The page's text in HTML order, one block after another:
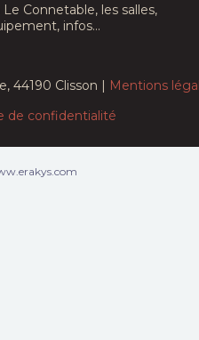
Connetable, les salles,
infos...
44190 Clisson | Mentions
de confidentialité